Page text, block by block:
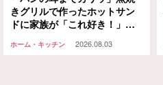
きグリルで作ったホットサン
ドに家族が「これ好き！」と
ホーム・キッチン 2026.08.03